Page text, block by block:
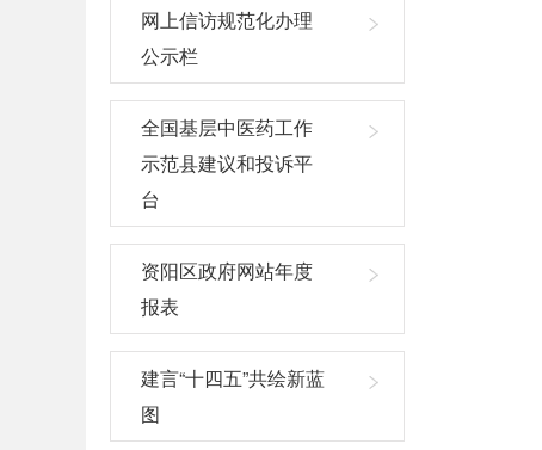
网上信访规范化办理
公示栏
全国基层中医药工作
示范县建议和投诉平
台
资阳区政府网站年度
报表
建言“十四五”共绘新蓝
图